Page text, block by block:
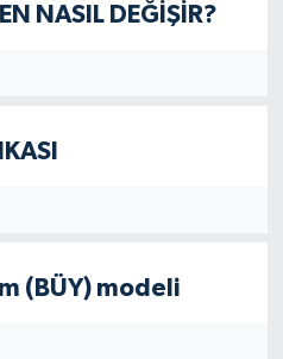
NASIL DEĞİŞİR?
(BÜY) modeli